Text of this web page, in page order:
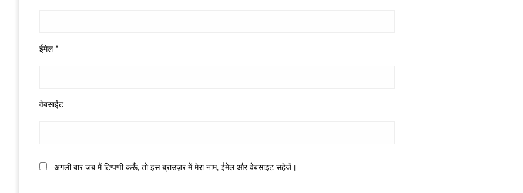
ईमेल *
वेबसाईट
अगली बार जब मैं टिप्पणी करूँ, तो इस ब्राउज़र में मेरा नाम, ईमेल और वेबसाइट सहेजें।